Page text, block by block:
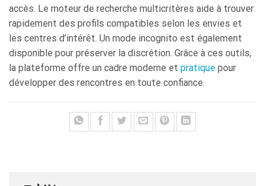
accès. Le moteur de recherche multicritères aide à trouver
rapidement des profils compatibles selon les envies et
les centres d’intérêt. Un mode incognito est également
disponible pour préserver la discrétion. Grâce à ces outils,
la plateforme offre un cadre moderne et pratique pour
développer des rencontres en toute confiance.